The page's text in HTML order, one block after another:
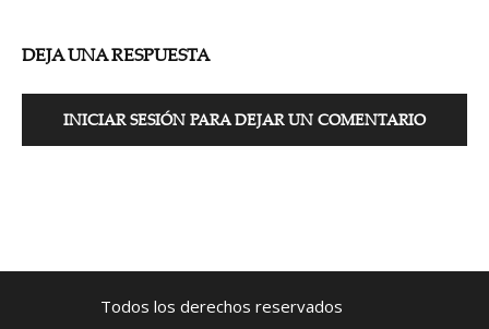
DEJA UNA RESPUESTA
INICIAR SESIÓN PARA DEJAR UN COMENTARIO
Todos los derechos reservados